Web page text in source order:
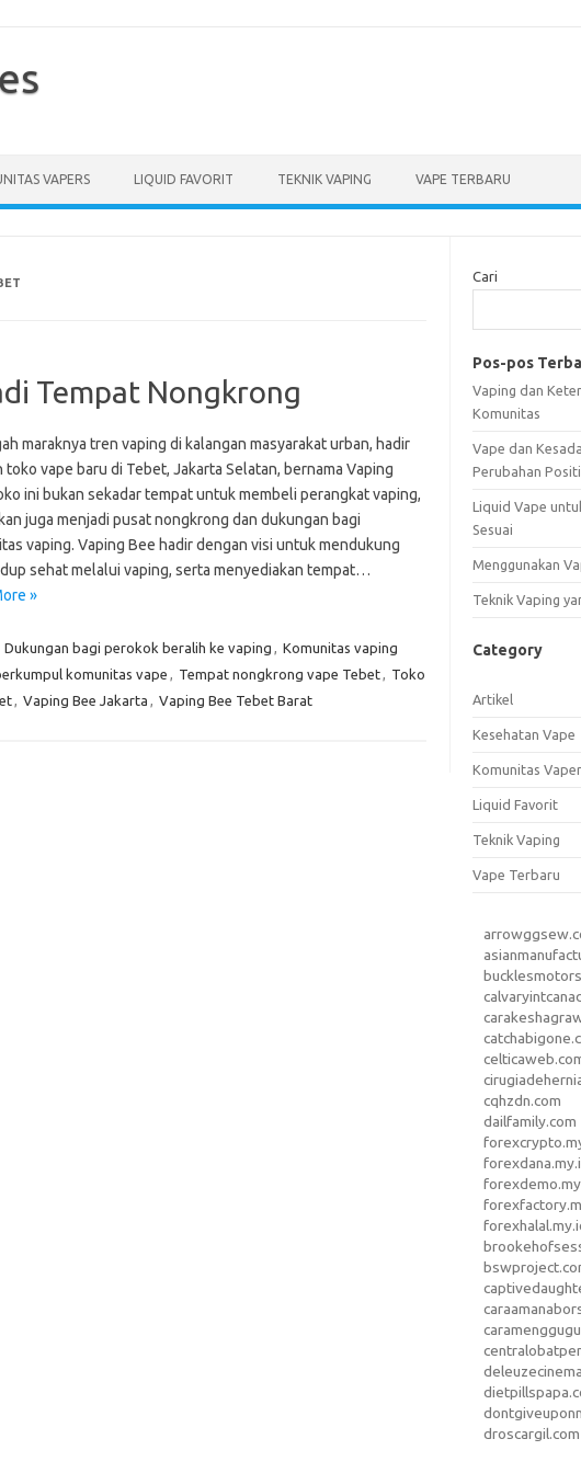
VAPERS LIQUID FAVORIT TEKNIK VAPING VAPE TERBARU
Tempat Nongkrong
maraknya tren vaping di kalangan masyarakat urban, hadir
toko vape baru di Tebet, Jakarta Selatan, bernama Vaping
ini bukan sekadar tempat untuk membeli perangkat vaping,
juga menjadi pusat nongkrong dan dukungan bagi
vaping. Vaping Bee hadir dengan visi untuk mendukung
sehat melalui vaping, serta menyediakan tempat…
»
Dukungan bagi perokok beralih ke vaping , Komunitas vaping
komunitas vape , Tempat nongkrong vape Tebet, Toko
, Vaping Bee Jakarta , Vaping Bee Tebet Barat
Cari
Pos-pos
Vaping dan
Komunitas
Vape dan
Perubahan
Liquid Vape
Sesuai
Menggunakan
Teknik Vaping
Category
Artikel
Kesehatan Vape
Komunitas
Liquid Favorit
Teknik Vaping
Vape Terbaru
cqhzdn.com
dailfamily.com
droscargil.com